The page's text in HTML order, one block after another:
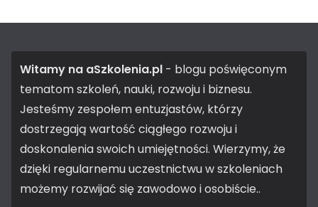
Witamy na aSzkolenia.pl - blogu poświęconym
tematom szkoleń, nauki, rozwoju i biznesu.
Jesteśmy zespołem entuzjastów, którzy
dostrzegają wartość ciągłego rozwoju i
doskonalenia swoich umiejętności. Wierzymy, że
dzięki regularnemu uczestnictwu w szkoleniach
możemy rozwijać się zawodowo i osobiście..